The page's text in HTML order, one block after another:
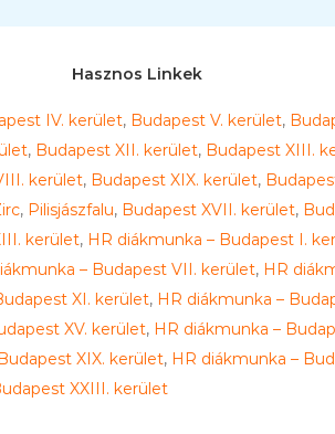
Hasznos Linkek
IV. kerület, Budapest V. kerület,
, Budapest XII. kerület, Budapest XIII.
kerület, Budapest XIX. kerület,
, Pilisjászfalu, Budapest XVII. kerület,
kerület, HR diákmunka – Budapest I.
– Budapest VII. kerület, HR
XI. kerület, HR diákmunka –
XV. kerület, HR diákmunka –
XIX. kerület, HR diákmunka –
XXIII. kerület